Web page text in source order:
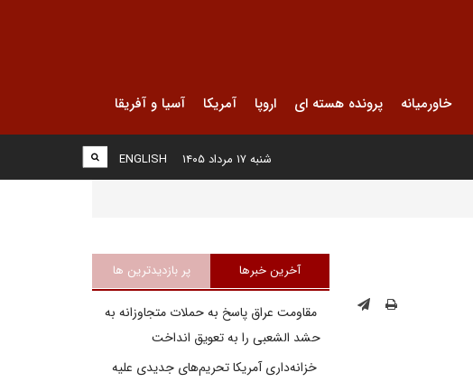
خاورمیانه پرونده هسته ای اروپا آمریکا آسیا و آفریقا
ENGLISH شنبه ۱۷ مرداد ۱۴۰۵
آخرین خبرها پر بازدیدترین ها
مقاومت عراق پاسخ به حملات متجاوزانه به
حشد الشعبی را به تعویق انداخت
خزانه‌داری آمریکا تحریم‌های جدیدی علیه